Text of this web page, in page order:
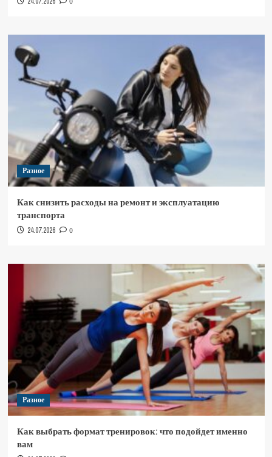
Разное
Как снизить расходы на ремонт и эксплуатацию
транспорта
24.07.2026 0
Разное
Как выбрать формат тренировок: что подойдет именно
вам